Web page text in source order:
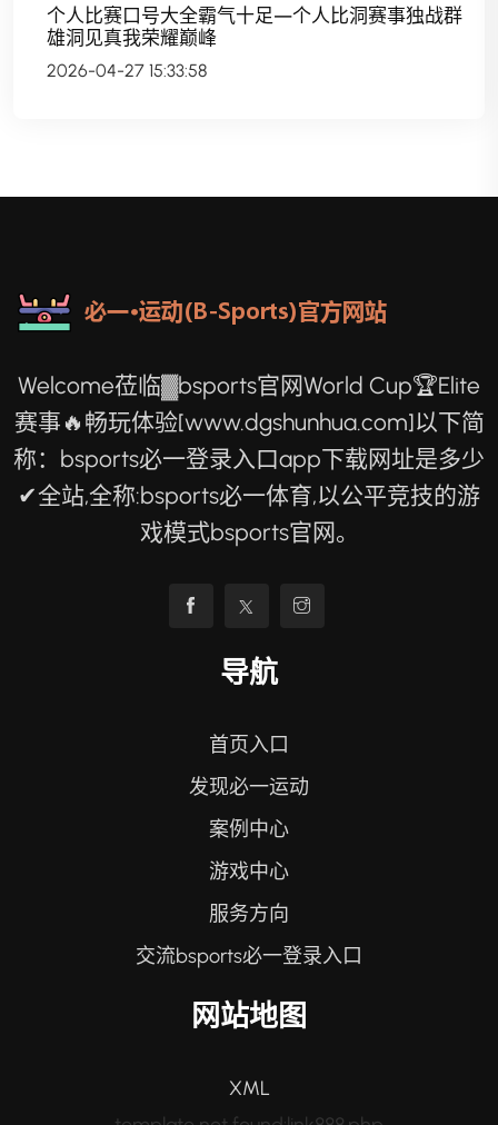
个人比赛口号大全霸气十足—个人比洞赛事独战群
雄洞见真我荣耀巅峰
2026-04-27 15:33:58
Welcome莅临▓bsports官网World Cup🏆Elite
赛事🔥畅玩体验[www.dgshunhua.com]以下简
称：bsports必一登录入口app下载网址是多少
✔全站,全称:bsports必一体育,以公平竞技的游
戏模式bsports官网。
导航
首页入口
发现必一运动
案例中心
游戏中心
服务方向
交流bsports必一登录入口
网站地图
XML